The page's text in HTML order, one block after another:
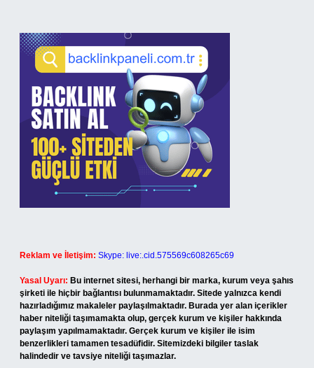
Reklam ve İletişim: Skype: live:.cid.575569c608265c69
Yasal Uyarı: Bu internet sitesi, herhangi bir marka, kurum veya şahıs
şirketi ile hiçbir bağlantısı bulunmamaktadır. Sitede yalnızca kendi
hazırladığımız makaleler paylaşılmaktadır. Burada yer alan içerikler
haber niteliği taşımamakta olup, gerçek kurum ve kişiler hakkında
paylaşım yapılmamaktadır. Gerçek kurum ve kişiler ile isim
benzerlikleri tamamen tesadüfidir. Sitemizdeki bilgiler taslak
halindedir ve tavsiye niteliği taşımazlar.